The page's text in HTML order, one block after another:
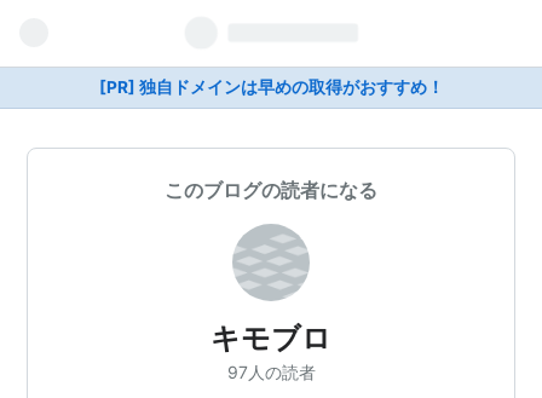
[PR] 独自ドメインは早めの取得がおすすめ！
このブログの読者になる
キモブロ
97人の読者